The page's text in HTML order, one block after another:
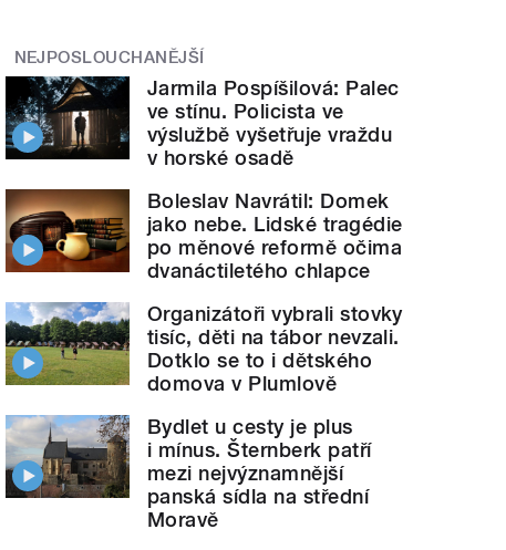
NEJPOSLOUCHANĚJŠÍ
Jarmila Pospíšilová: Palec
ve stínu. Policista ve
výslužbě vyšetřuje vraždu
v horské osadě
Boleslav Navrátil: Domek
jako nebe. Lidské tragédie
po měnové reformě očima
dvanáctiletého chlapce
Organizátoři vybrali stovky
tisíc, děti na tábor nevzali.
Dotklo se to i dětského
domova v Plumlově
Bydlet u cesty je plus
i mínus. Šternberk patří
mezi nejvýznamnější
panská sídla na střední
Moravě